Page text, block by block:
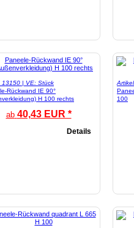
13150 | VE: Stück
Rückwand IE 90°
H 100 rechts
ab 40,43 EUR *
Details
100